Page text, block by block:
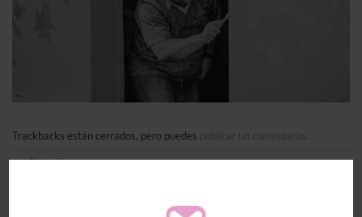
Trackbacks están cerrados, pero puedes publicar un comentario.
←Anterior